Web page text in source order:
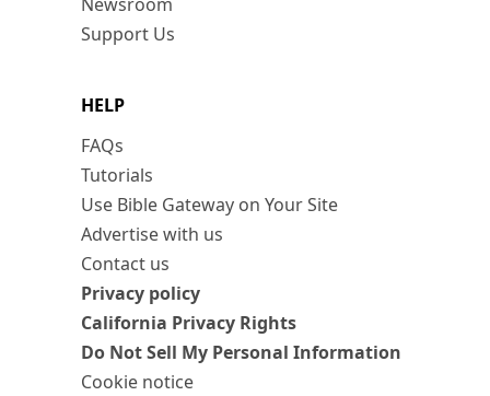
Support Us
HELP
FAQs
Tutorials
Use Bible Gateway on Your Site
Advertise with us
Contact us
Privacy policy
California Privacy Rights
Do Not Sell My Personal Information
Cookie notice